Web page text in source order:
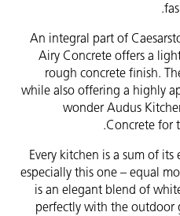
An integral part of
Airy Concrete offers a
rough concrete finish.
while also offering a highly
wonder Audus
Concrete for
Every kitchen is a sum of
especially this one – equal
is an elegant blend of
perfectly with the outdoor